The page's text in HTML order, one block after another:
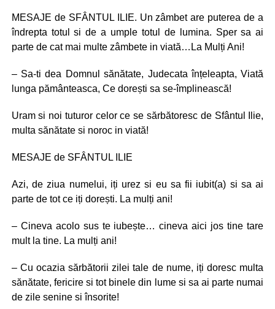
MESAJE de SFÂNTUL ILIE. Un zâmbet are puterea de a
îndrepta totul si de a umple totul de lumina. Sper sa ai
parte de cat mai multe zâmbete in viată…La Mulți Ani!
– Sa-ti dea Domnul sănătate, Judecata înțeleapta, Viată
lunga pământeasca, Ce dorești sa se-împlinească!
Uram si noi tuturor celor ce se sărbătoresc de Sfântul Ilie,
multa sănătate si noroc in viată!
MESAJE de SFÂNTUL ILIE
Azi, de ziua numelui, iți urez si eu sa fii iubit(a) si sa ai
parte de tot ce iți dorești. La mulți ani!
– Cineva acolo sus te iubește… cineva aici jos tine tare
mult la tine. La mulți ani!
– Cu ocazia sărbătorii zilei tale de nume, iți doresc multa
sănătate, fericire si tot binele din lume si sa ai parte numai
de zile senine si însorite!